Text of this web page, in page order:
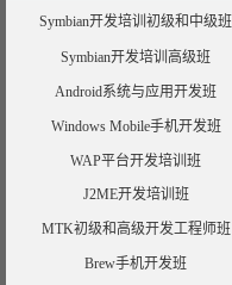
Symbian开发培训初级和中级班
Symbian开发培训高级班
Android系统与应用开发班
Windows Mobile手机开发班
WAP平台开发培训班
J2ME开发培训班
MTK初级和高级开发工程师班
Brew手机开发班